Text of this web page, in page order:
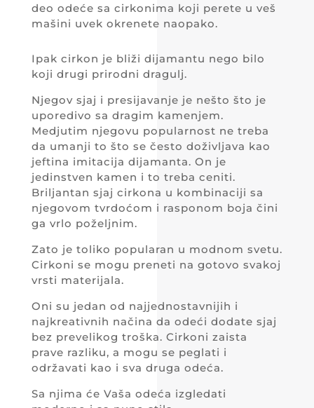
deo odeće sa cirkonima koji perete u veš
mašini uvek okrenete naopako.
Ipak cirkon je bliži dijamantu nego bilo
koji drugi prirodni dragulj.
Njegov sjaj i presijavanje je nešto što je
uporedivo sa dragim kamenjem.
Medjutim njegovu popularnost ne treba
da umanji to što se često doživljava kao
jeftina imitacija dijamanta. On je
jedinstven kamen i to treba ceniti.
Briljantan sjaj cirkona u kombinaciji sa
njegovom tvrdoćom i rasponom boja čini
ga vrlo poželjnim.
Zato je toliko popularan u modnom svetu.
Cirkoni se mogu preneti na gotovo svakoj
vrsti materijala.
Oni su jedan od najjednostavnijih i
najkreativnih načina da odeći dodate sjaj
bez prevelikog troška. Cirkoni zaista
prave razliku, a mogu se peglati i
održavati kao i sva druga odeća.
Sa njima će Vaša odeća izgledati